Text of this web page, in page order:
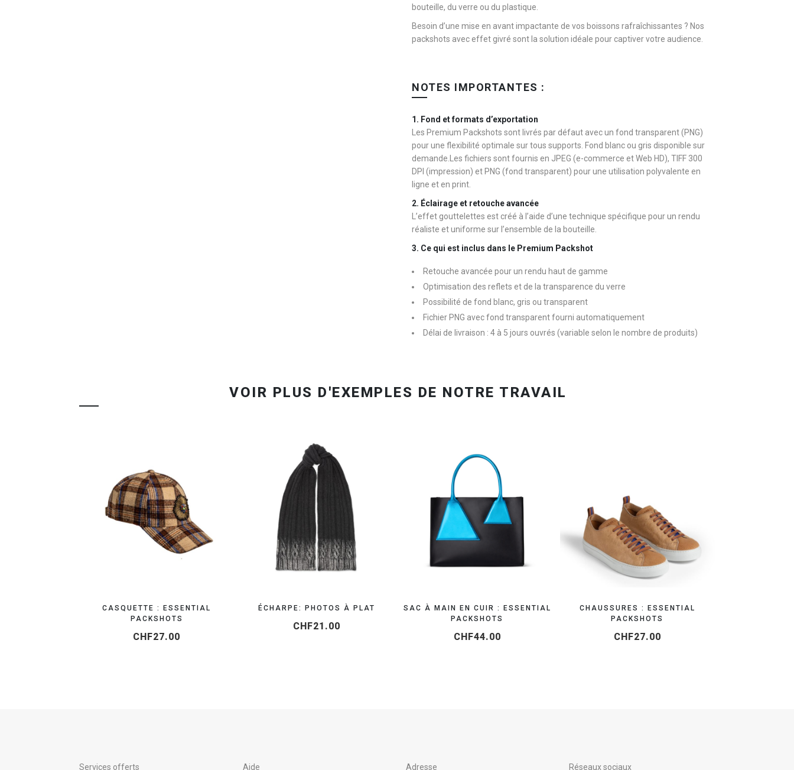
bouteille, du verre ou du plastique.
Besoin d’une mise en avant impactante de vos boissons rafraîchissantes ? Nos
packshots avec effet givré sont la solution idéale pour captiver votre audience.
NOTES IMPORTANTES :
1. Fond et formats d’exportation
Les Premium Packshots sont livrés par défaut avec un fond transparent (PNG)
pour une flexibilité optimale sur tous supports. Fond blanc ou gris disponible sur
demande.Les fichiers sont fournis en JPEG (e-commerce et Web HD), TIFF 300
DPI (impression) et PNG (fond transparent) pour une utilisation polyvalente en
ligne et en print.
2. Éclairage et retouche avancée
L’effet gouttelettes est créé à l’aide d’une technique spécifique pour un rendu
réaliste et uniforme sur l’ensemble de la bouteille.
3. Ce qui est inclus dans le Premium Packshot
Retouche avancée pour un rendu haut de gamme
Optimisation des reflets et de la transparence du verre
Possibilité de fond blanc, gris ou transparent
Fichier PNG avec fond transparent fourni automatiquement
Délai de livraison : 4 à 5 jours ouvrés (variable selon le nombre de produits)
OBTENEZ VOTRE DEVIS EN 24H
CASQUETTE : ESSENTIAL
PACKSHOTS
CHF27.00
ORGANISEZ VOTRE SHOOTING
ÉCHARPE: PHOTOS À PLAT
CHF21.00
OBTENEZ VOTRE DEVIS EN 24H
SAC À MAIN EN CUIR : ESSENTIAL
PACKSHOTS
CHF44.00
ORGANISEZ VOTRE SHOOTING
CHAUSSURES : ESSENTIAL
PACKSHOTS
CHF27.00
Services offerts Aide Adresse Réseaux sociaux